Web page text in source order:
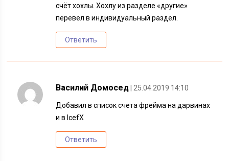
счёт хохлы. Хохлу из разделе «другие»
перевел в индивидуальный раздел.
Ответить
Василий Домосед | 25.04.2019 14:10
Добавил в список счета фрейма на дарвинах
и в IcefX
Ответить